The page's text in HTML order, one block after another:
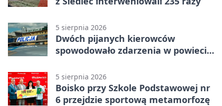
5 sierpnia 2026
Dwóch pijanych kierowców
spowodowało zdarzenia w powiecie
5 sierpnia 2026
Boisko przy Szkole Podstawowej nr
6 przejdzie sportową metamorfozę